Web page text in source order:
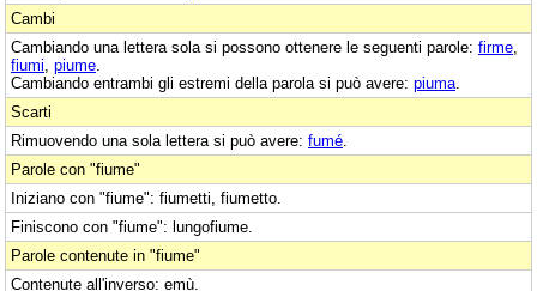
Cambi
Cambiando una lettera sola si possono ottenere le seguenti parole: firme
fiumi piume
Cambiando entrambi gli estremi della parola si può avere: piuma
Scarti
Rimuovendo una sola lettera si può avere: fumé
Parole con "fiume"
Iniziano con "fiume": fiumetti, fiumetto.
Finiscono con "fiume": lungofiume.
Parole contenute in "fiume"
Contenute all'inverso: emù.